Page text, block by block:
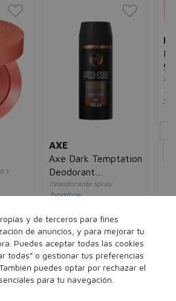
y
más...
AXE
Axe Dark Temptation
Deodorant
Bodyspray
Desodorante spray
hombre
35 ml 150 ml
Ver 2 sets
Añadir a la cesta
y de terceros para fines
de anuncios, y para mejorar tu
Puedes aceptar todas las cookies
todas” o gestionar tus preferencias
puedes optar por rechazar el
para tu navegación.